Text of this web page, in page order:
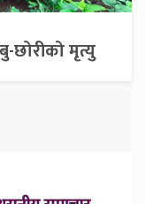
छोरीको मृत्यु